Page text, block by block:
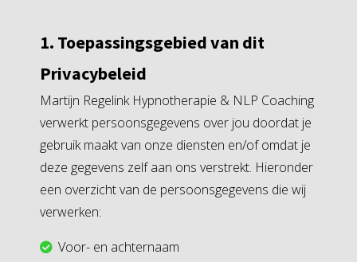
1. Toepassingsgebied van dit
Privacybeleid
Martijn Regelink Hypnotherapie & NLP Coaching
verwerkt persoonsgegevens over jou doordat je
gebruik maakt van onze diensten en/of omdat je
deze gegevens zelf aan ons verstrekt. Hieronder
een overzicht van de persoonsgegevens die wij
verwerken:
Voor- en achternaam